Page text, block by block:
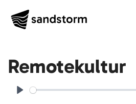
3
Remotekultur